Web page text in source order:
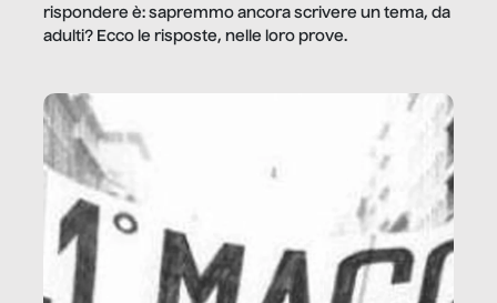
rispondere è: sapremmo ancora scrivere un tema, da
adulti? Ecco le risposte, nelle loro prove.